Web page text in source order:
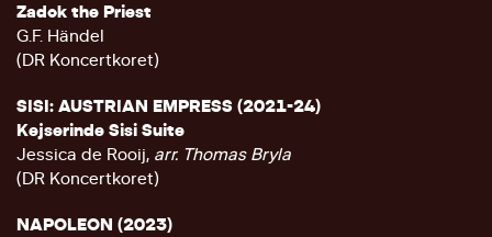
Zadok the Priest
G.F. Händel
(DR Koncertkoret)
SISI: AUSTRIAN EMPRESS (2021-24)
Kejserinde Sisi Suite
Jessica de Rooij, arr. Thomas Bryla
(DR Koncertkoret)
NAPOLEON (2023)